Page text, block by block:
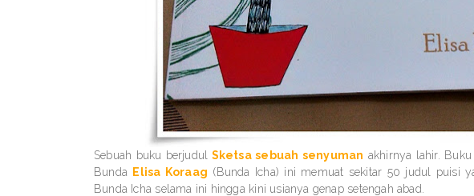
Sebuah buku berjudul Sketsa sebuah senyuman akhirnya lahir.
Bunda
Elisa Koraag (Bunda Icha) ini memuat sekitar 50 judul puisi
Bunda Icha selama ini hingga kini usianya genap setengah abad.